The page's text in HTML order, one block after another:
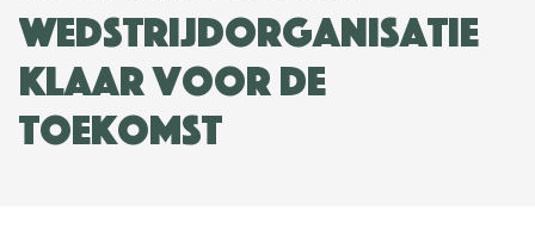
wedstrijdorganisatie
klaar voor de
toekomst